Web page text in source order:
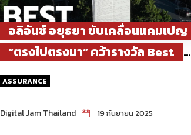
อลิอันซ์ อยุธยา ขับเคลื่อนแคมเปญ
“ตรงไปตรงมา” คว้ารางวัล Best
Outdoor Ads จาก Best Ads
โฆษณาประกันภัยที่โปร่งใส
ASSURANCE
Digital Jam Thailand 19 กันยายน 2025